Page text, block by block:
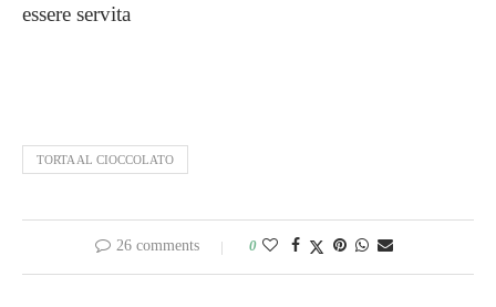
essere servita
TORTA AL CIOCCOLATO
26 comments 0